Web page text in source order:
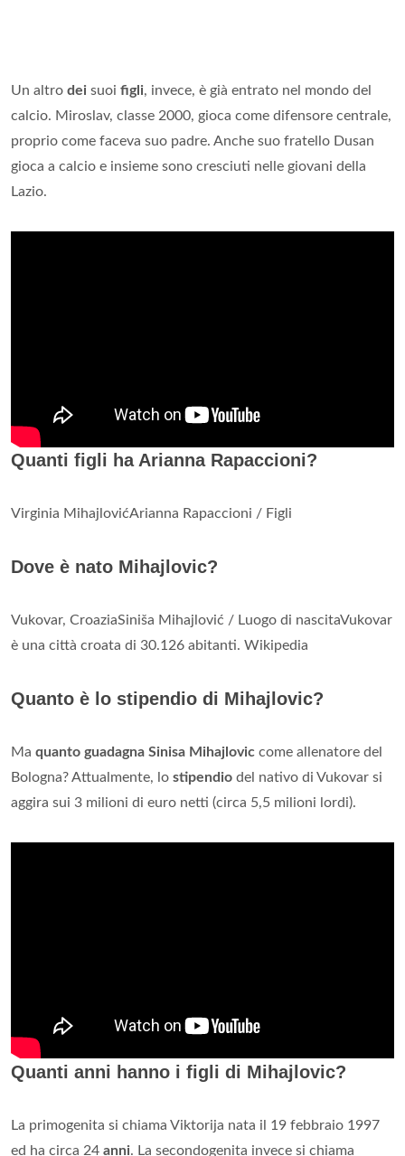
Un altro dei suoi figli, invece, è già entrato nel mondo del
calcio. Miroslav, classe 2000, gioca come difensore centrale,
proprio come faceva suo padre. Anche suo fratello Dusan
gioca a calcio e insieme sono cresciuti nelle giovani della
Lazio.
Quanti figli ha Arianna Rapaccioni?
Virginia MihajlovićArianna Rapaccioni / Figli
Dove è nato Mihajlovic?
Vukovar, CroaziaSiniša Mihajlović / Luogo di nascitaVukovar
è una città croata di 30.126 abitanti. Wikipedia
Quanto è lo stipendio di Mihajlovic?
Ma quanto guadagna Sinisa Mihajlovic come allenatore del
Bologna? Attualmente, lo stipendio del nativo di Vukovar si
aggira sui 3 milioni di euro netti (circa 5,5 milioni lordi).
Quanti anni hanno i figli di Mihajlovic?
La primogenita si chiama Viktorija nata il 19 febbraio 1997
ed ha circa 24 anni. La secondogenita invece si chiama